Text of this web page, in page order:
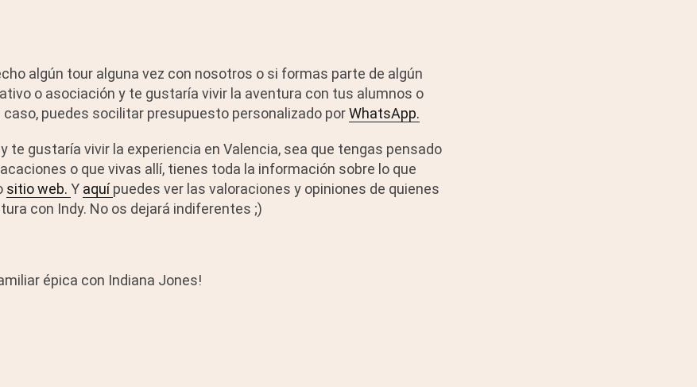
algún tour alguna vez con nosotros o si formas parte de algún
o asociación y te gustaría vivir la aventura con tus alumnos o
caso, puedes socilitar presupuesto personalizado porWhatsApp.
te gustaría vivir la experiencia en Valencia, sea que tengas pensado
o que vivas allí, tienes toda la información sobre lo que
sitio web. Y aquípuedes ver las valoraciones y opiniones de quienes
con Indy. No os dejará indiferentes ;)
épica con Indiana Jones!